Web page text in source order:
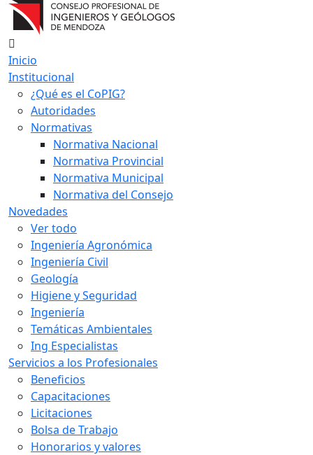
Inicio
Institucional
¿Qué es el CoPIG?
Autoridades
Normativas
Normativa Nacional
Normativa Provincial
Normativa Municipal
Normativa del Consejo
Novedades
Ver todo
Ingeniería Agronómica
Ingeniería Civil
Geología
Higiene y Seguridad
Ingeniería
Temáticas Ambientales
Ing Especialistas
Servicios a los Profesionales
Beneficios
Capacitaciones
Licitaciones
Bolsa de Trabajo
Honorarios y valores